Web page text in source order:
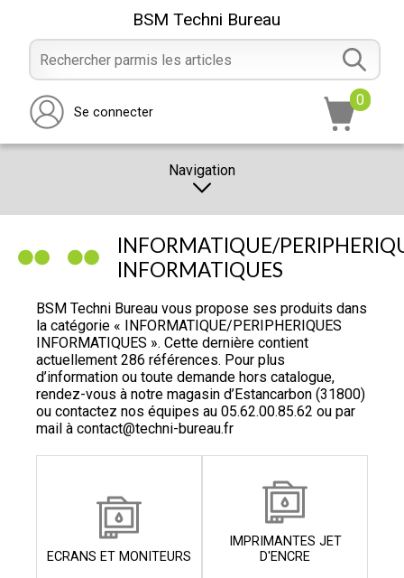
BSM Techni Bureau
Se connecter
0
Navigation
PROMOTION
NOUS CONTACTER
RÉALISATION
INFORMATIQUE/
INFORMATIQUES
BSM Techni Bureau vous propose ses produits dans
la catégorie « INFORMATIQUE/PERIPHERIQUES
INFORMATIQUES ». Cette dernière contient
actuellement 286 références. Pour plus
d’information ou toute demande hors catalogue,
rendez-vous à notre magasin d’Estancarbon (31800)
ou contactez nos équipes au 05.62.00.85.62 ou par
mail à contact@techni-bureau.fr
ECRANS ET MONITEURS
IMPRIMANTES JET
D'ENCRE